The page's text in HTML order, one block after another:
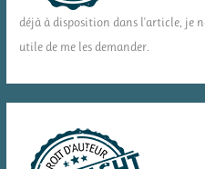
déjà à disposition dans l'article, je
utile de me les demander.